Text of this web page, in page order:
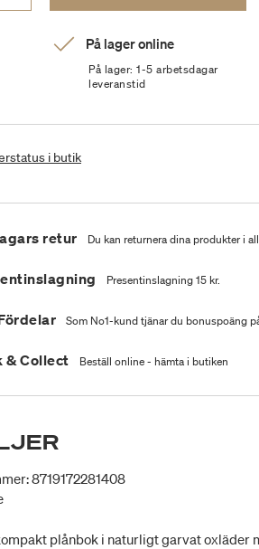
På lager online
På lager: 1-5 arbetsdagar
leveranstid
i butik
retur Du kan returnera dina produkter i
Presentinslagning 15 kr.
Som No1-kund tjänar du bonuspoäng
& Collect Beställ online - hämta i butiken
8719172281408
plånbok i naturligt garvat oxläder